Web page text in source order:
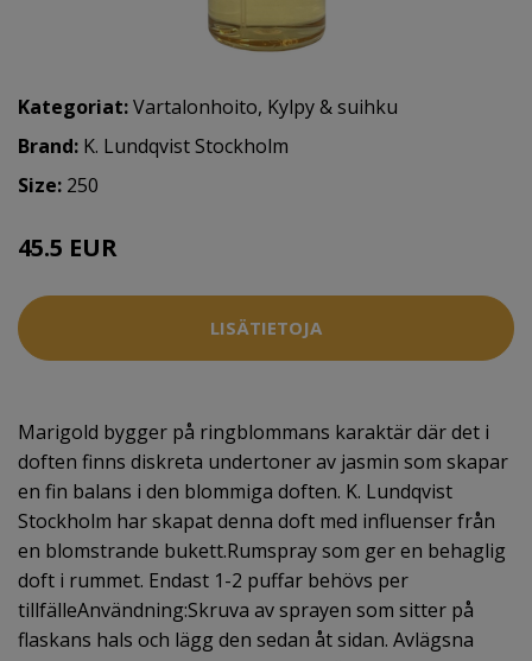
Kategoriat:Vartalonhoito, Kylpy & suihku
Brand: K. Lundqvist Stockholm
Size: 250
45.5 EUR
LISÄTIETOJA
Marigold bygger på ringblommans karaktär där det i
doften finns diskreta undertoner av jasmin som skapar
en fin balans i den blommiga doften. K. Lundqvist
Stockholm har skapat denna doft med influenser från
en blomstrande bukett.Rumspray som ger en behaglig
doft i rummet. Endast 1-2 puffar behövs per
tillfälleAnvändning:Skruva av sprayen som sitter på
flaskans hals och lägg den sedan åt sidan. Avlägsna